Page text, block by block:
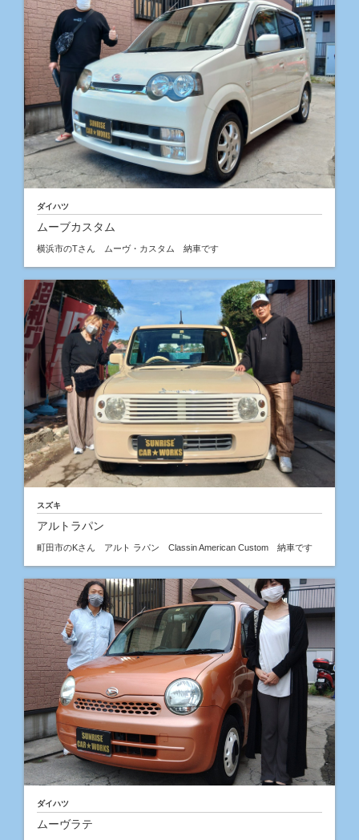
ダイハツ
ムーブカスタム
横浜市のTさん ムーヴ・カスタム 納車です
スズキ
アルトラパン
町田市のKさん アルト ラパン Classin American Custom 納車です
ダイハツ
ムーヴラテ